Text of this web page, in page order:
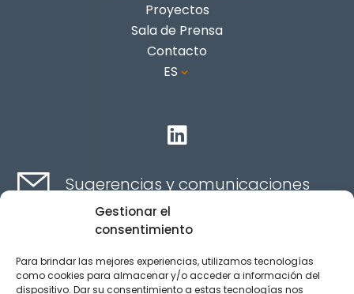
Gestionar el
consentimiento
Para brindar las mejores experiencias, utilizamos tecnologías
como cookies para almacenar y/o acceder a información del
dispositivo. Dar su consentimiento a estas tecnologías nos
Proyectos
Sala de Prensa
Contacto
ES 3

Sugerencias y comunicaciones